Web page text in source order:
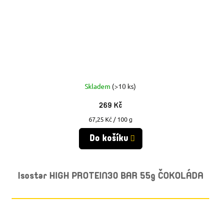
Skladem (>10 ks)
269 Kč
Měrná
cena:
67,25 Kč / 100 g
Do košíku
Isostar HIGH PROTEIN30 BAR 55g ČOKOLÁDA